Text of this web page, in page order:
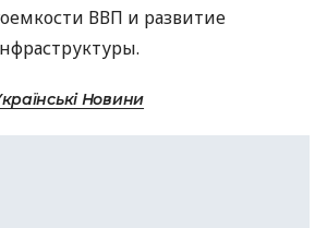
ВВП и развитие
Новини